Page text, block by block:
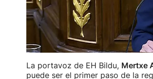
La portavoz de EH Bildu, Mertxe
puede ser el primer paso de la